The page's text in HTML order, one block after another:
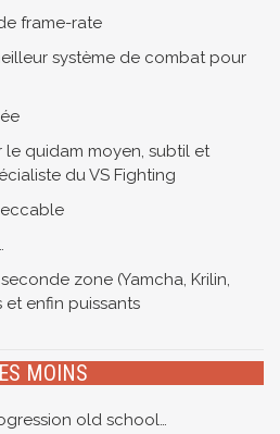
frame-rate
système de combat pour
quidam moyen, subtil et
du VS Fighting
zone (Yamcha, Krilin,
et enfin puissants
MOINS
old school…